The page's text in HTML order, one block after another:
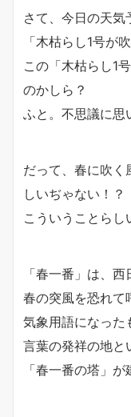
さて、今日の天気
「木枯らし1号が
この「木枯らし1
のかしら？
ふと。不思議に思
だって、春に吹
しいぢゃない！？
こういうことらし
「春一番」は、
春の突風を恐れて
気象用語になった
言葉の発祥の地と
「春一番の塔」